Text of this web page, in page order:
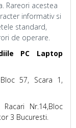
Rareori acestea
informativ si
standard,
de operare.
PC Laptop
57, Scara 1,
Nr.14,Bloc
3 Bucuresti.